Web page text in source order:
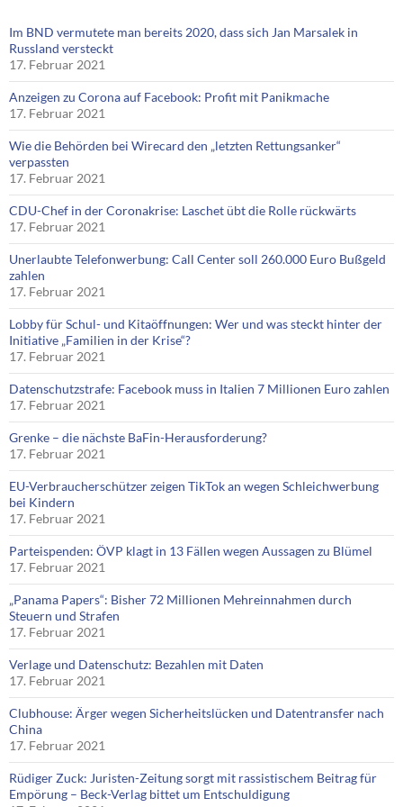
Im BND vermutete man bereits 2020, dass sich Jan Marsalek in
Russland versteckt
17. Februar 2021
Anzeigen zu Corona auf Facebook: Profit mit Panikmache
17. Februar 2021
Wie die Behörden bei Wirecard den „letzten Rettungsanker“
verpassten
17. Februar 2021
CDU-Chef in der Coronakrise: Laschet übt die Rolle rückwärts
17. Februar 2021
Unerlaubte Telefonwerbung: Call Center soll 260.000 Euro Bußgeld
zahlen
17. Februar 2021
Lobby für Schul- und Kitaöffnungen: Wer und was steckt hinter der
Initiative „Familien in der Krise“?
17. Februar 2021
Datenschutzstrafe: Facebook muss in Italien 7 Millionen Euro zahlen
17. Februar 2021
Grenke – die nächste BaFin-Herausforderung?
17. Februar 2021
EU-Verbraucherschützer zeigen TikTok an wegen Schleichwerbung
bei Kindern
17. Februar 2021
Parteispenden: ÖVP klagt in 13 Fällen wegen Aussagen zu Blümel
17. Februar 2021
„Panama Papers“: Bisher 72 Millionen Mehreinnahmen durch
Steuern und Strafen
17. Februar 2021
Verlage und Datenschutz: Bezahlen mit Daten
17. Februar 2021
Clubhouse: Ärger wegen Sicherheitslücken und Datentransfer nach
China
17. Februar 2021
Rüdiger Zuck: Juristen-Zeitung sorgt mit rassistischem Beitrag für
Empörung – Beck-Verlag bittet um Entschuldigung